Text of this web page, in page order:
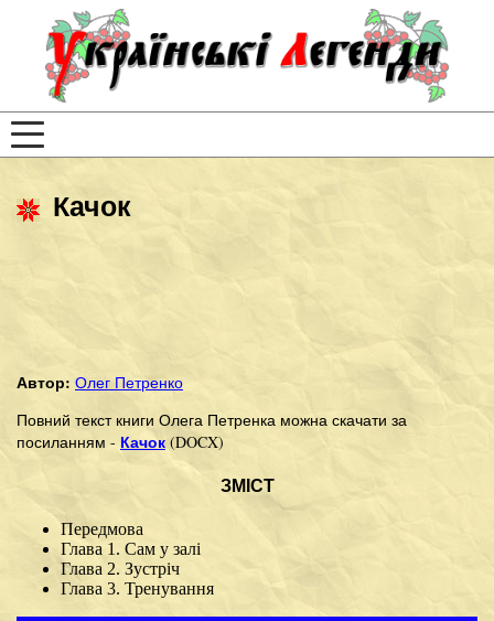
Качок
Автор: Олег Петренко
Повний текст книги Олега Петренка можна скачати за
посиланням - Качок (DOCX)
ЗМІСТ
Передмова
Глава 1. Сам у залі
Глава 2. Зустріч
Глава 3. Тренування